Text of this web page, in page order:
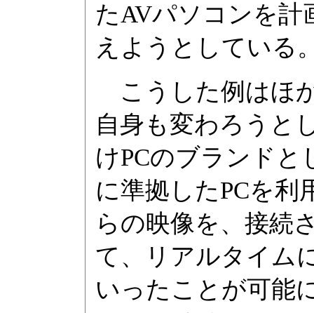
たAVパソコンを
えようとしている
こうした例はほ
自身も変わろうと
けPCのブランド
に準拠したPCを
らの映像を、接続
て、リアルタイム
いったことが可能